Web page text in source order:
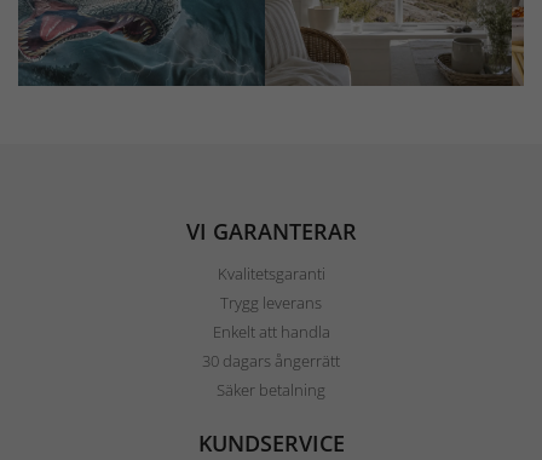
VI GARANTERAR
Kvalitetsgaranti
Trygg leverans
Enkelt att handla
30 dagars ångerrätt
Säker betalning
KUNDSERVICE